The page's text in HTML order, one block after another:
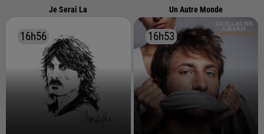
Je Serai La Un Autre Monde
16h56
16h56 16h53
16h53